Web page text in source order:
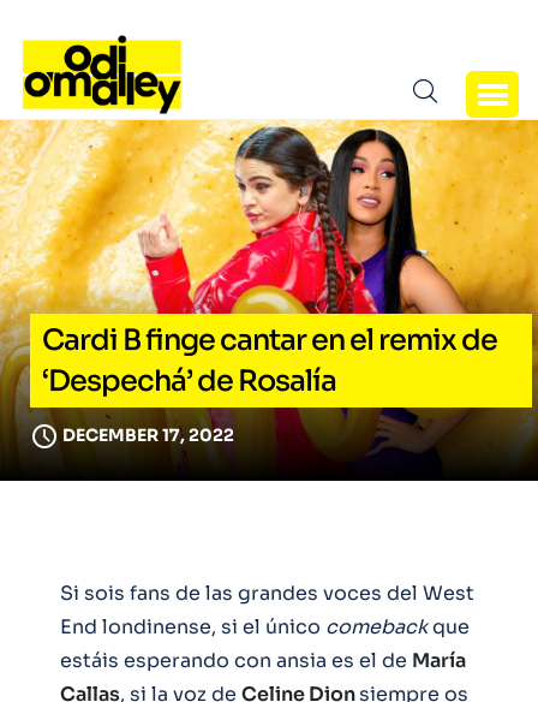
Cardi B finge cantar en el remix de
‘Despechá’ de Rosalía
DECEMBER 17, 2022
Si sois fans de las grandes voces del West
End londinense, si el único comebackque
estáis esperando con ansia es el de María
Callas, si la voz de Celine Dionsiempre os